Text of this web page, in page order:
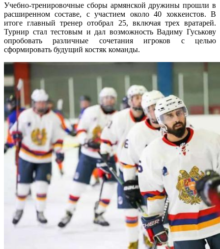
Учебно-тренировочные сборы армянской дружины прошли в
расширенном составе, с участием около 40 хоккеистов. В
итоге главный тренер отобрал 25, включая трех вратарей.
Турнир стал тестовым и дал возможность Вадиму Гуськову
опробовать различные сочетания игроков с целью
сформировать будущий костяк команды.